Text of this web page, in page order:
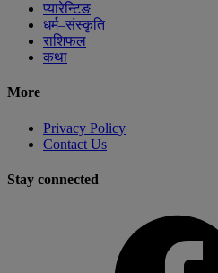
प्यारेन्टिङ
धर्म–संस्कृति
राशिफल
कथा
More
Privacy Policy
Contact Us
Stay connected